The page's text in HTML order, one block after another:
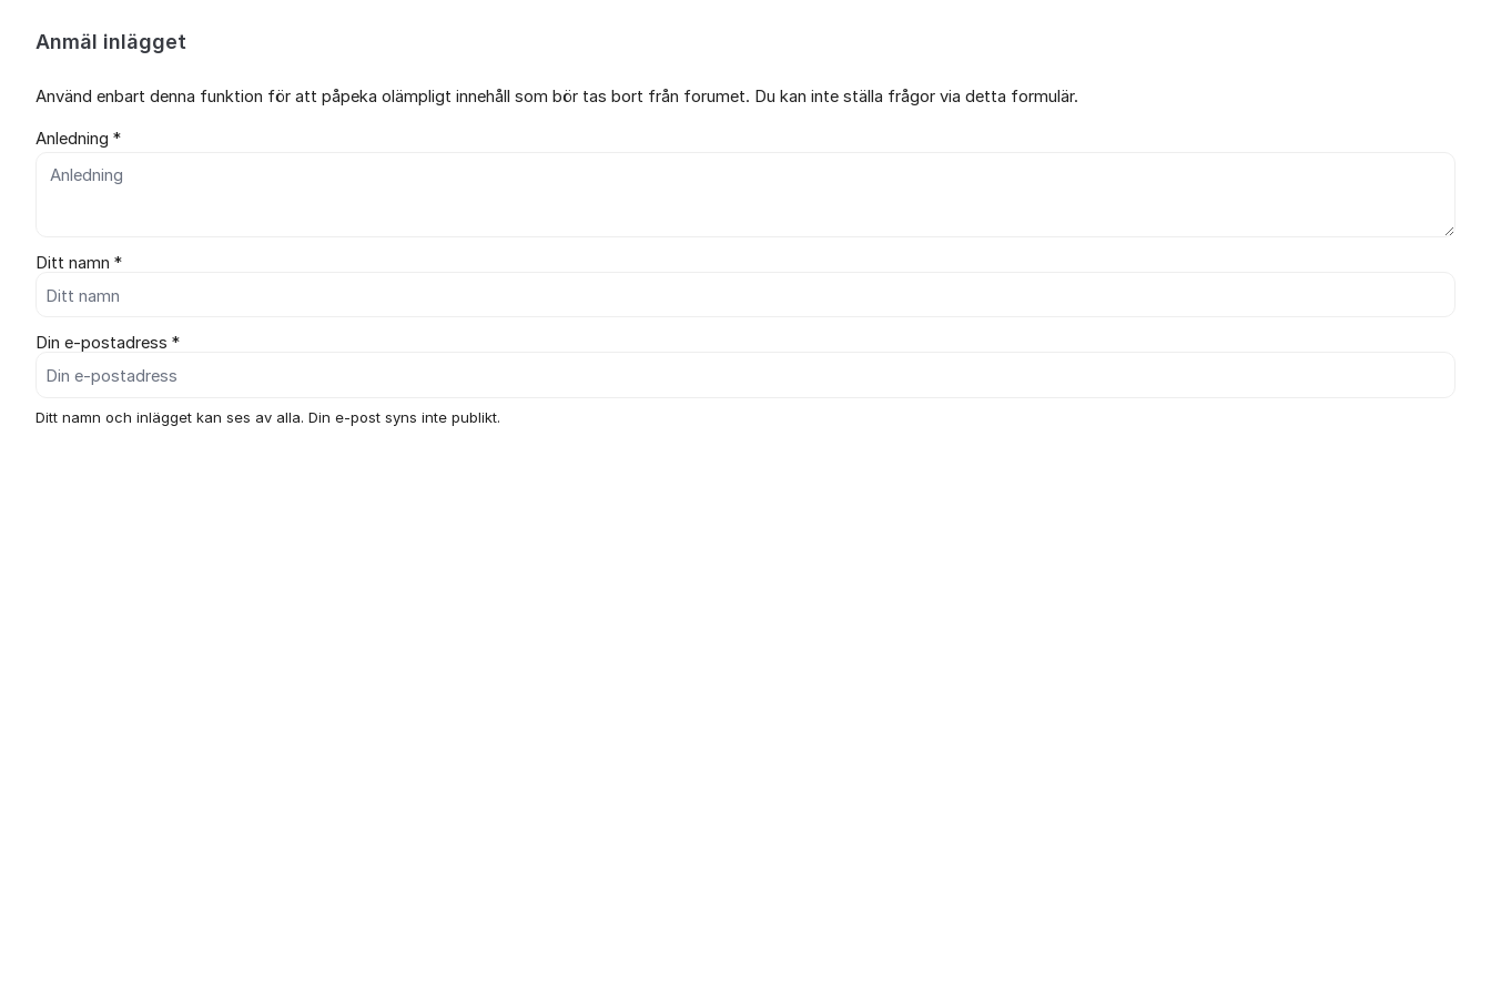
Anmäl inlägget
Använd enbart denna funktion för att påpeka olämpligt innehåll som bör tas bort från forumet. Du kan inte ställa frågor via detta formulär.
Anledning *
Ditt namn *
Din e-postadress *
Ditt namn och inlägget kan ses av alla. Din e-post syns inte publikt.